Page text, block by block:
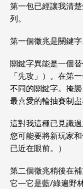
第一包已經讓我清
列。
第一個徵兆是關鍵字
關鍵字異能是一個
「先攻」）。在第
不同的關鍵字。掩
最喜愛的輪抽賽制盡
這對我這種已見識
您可能要將新玩家
已近在眼前。）
第二個徵兆稍後在
它—它是藍/綠遍野